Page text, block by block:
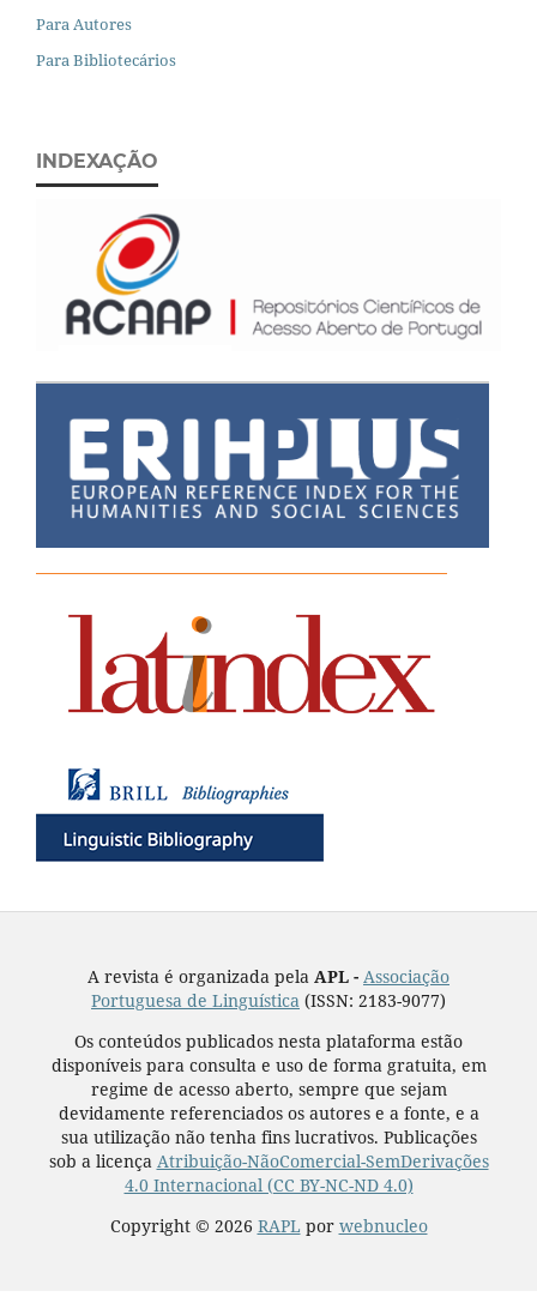
Para Autores
Para Bibliotecários
INDEXAÇÃO
A revista é organizada pela APL - Associação
Portuguesa de Linguística (ISSN: 2183-9077)
Os conteúdos publicados nesta plataforma estão
disponíveis para consulta e uso de forma gratuita, em
regime de acesso aberto, sempre que sejam
devidamente referenciados os autores e a fonte, e a
sua utilização não tenha fins lucrativos. Publicações
sob a licença Atribuição-NãoComercial-SemDerivações
4.0 Internacional (CC BY-NC-ND 4.0)
Copyright © 2026 RAPL por webnucleo